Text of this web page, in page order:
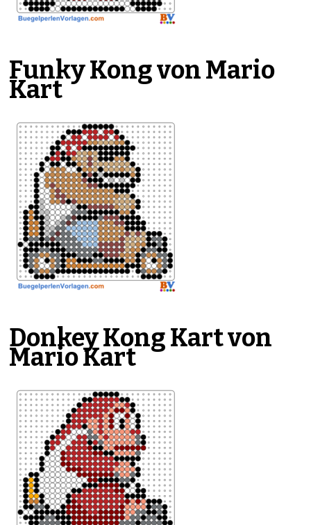
Funky Kong von Mario
Kart
Donkey Kong Kart von
Mario Kart